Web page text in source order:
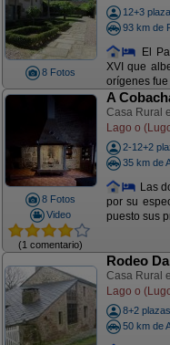
8 Fotos
12+3
93 km de
El
XVI que
orígenes
8 Fotos
Video
(1 comentario)
A
Casa Rural
Lago o
2-12+2
35 km de
Las
por su
puesto sus
Rodeo
Casa Rural
Lago o
8+2 plazas
50 km de